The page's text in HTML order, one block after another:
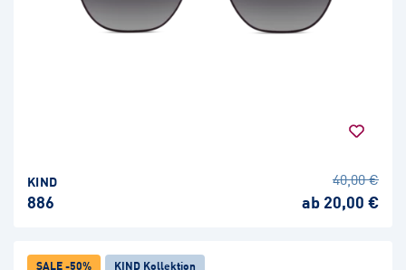
KIND
886
40,00 €
ab 20,00 €
SALE -50% KIND Kollektion